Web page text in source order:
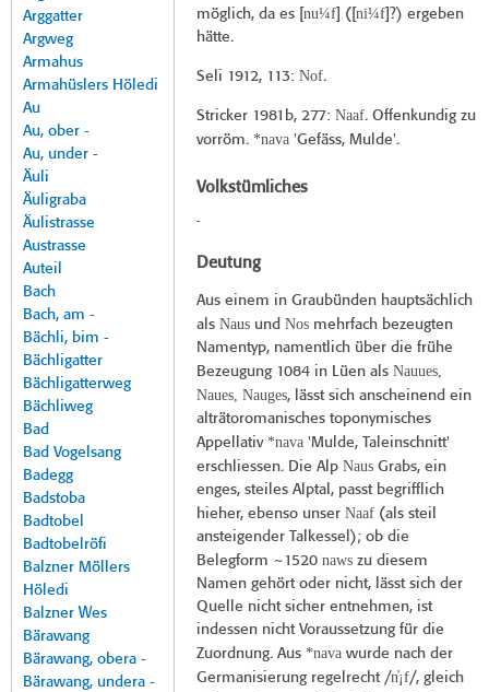
Arggatter
Argweg
Armahus
Armahüslers Höledi
Au
Au, ober -
Au, under -
Äuli
Äuligraba
Äulistrasse
Austrasse
Auteil
Bach
Bach, am -
Bächli, bim -
Bächligatter
Bächligatterweg
Bächliweg
Bad
Bad Vogelsang
Badegg
Badstoba
Badtobel
Badtobelröfi
Balzner Möllers
Höledi
Balzner Wes
Bärawang
Bärawang, obera -
Bärawang, undera -
möglich, da es [ nu¼f] ([ ni¼f]?) ergeben
hätte.
Seli 1912, 113: Nof.
Stricker 1981b, 277: Naaf. Offenkundig zu
vorröm. *nava'Gefäss, Mulde'.
Volkstümliches
-
Deutung
Aus einem in Graubünden hauptsächlich
als Nausund Nosmehrfach bezeugten
Namentyp, namentlich über die frühe
Bezeugung 1084 in Lüen als Nauues,
Naues, Nauges, lässt sich anscheinend ein
alträtoromanisches toponymisches
Appellativ *nava'Mulde, Taleinschnitt'
erschliessen. Die Alp NausGrabs, ein
enges, steiles Alptal, passt begrifflich
hieher, ebenso unser Naaf(als steil
ansteigender Talkessel); ob die
Belegform ~1520 nawszu diesem
Namen gehört oder nicht, lässt sich der
Quelle nicht sicher entnehmen, ist
indessen nicht Voraussetzung für die
Zuordnung. Aus *navawurde nach der
Germanisierung regelrecht /n̓¡f/, gleich